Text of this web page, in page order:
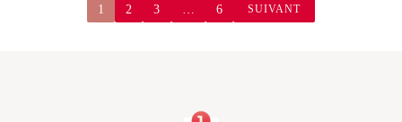
1 2 3 6 SUIVANT